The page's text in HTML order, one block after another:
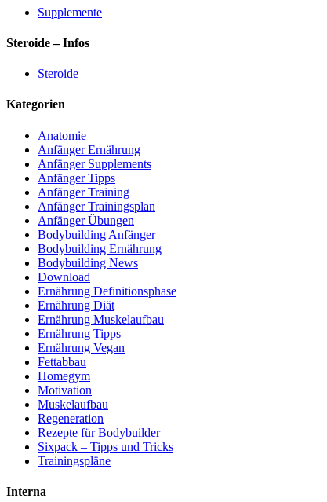
Supplemente
Steroide – Infos
Steroide
Kategorien
Anatomie
Anfänger Ernährung
Anfänger Supplements
Anfänger Tipps
Anfänger Training
Anfänger Trainingsplan
Anfänger Übungen
Bodybuilding Anfänger
Bodybuilding Ernährung
Bodybuilding News
Download
Ernährung Definitionsphase
Ernährung Diät
Ernährung Muskelaufbau
Ernährung Tipps
Ernährung Vegan
Fettabbau
Homegym
Motivation
Muskelaufbau
Regeneration
Rezepte für Bodybuilder
Sixpack – Tipps und Tricks
Trainingspläne
Interna